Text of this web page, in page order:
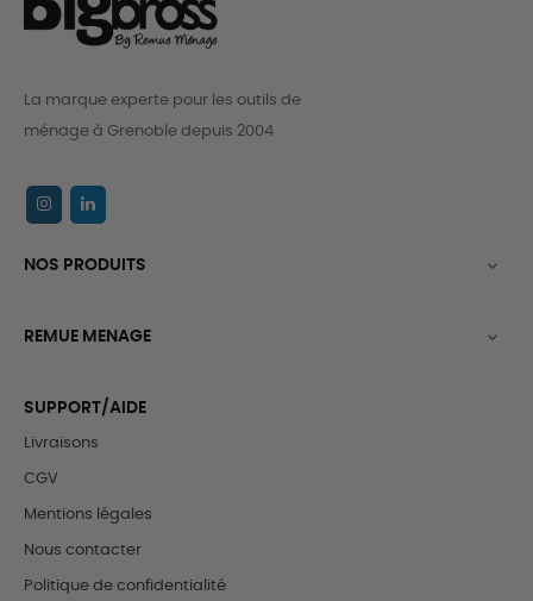
La marque experte pour les outils de
ménage à Grenoble depuis 2004
NOS PRODUITS 
REMUE MENAGE 
SUPPORT/AIDE
Livraisons
CGV
Mentions légales
Nous contacter
Politique de confidentialité